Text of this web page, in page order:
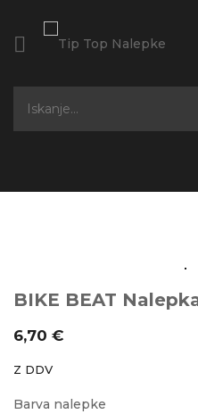

BIKE BEAT
6,70 €
Z DDV
Barva nalepke